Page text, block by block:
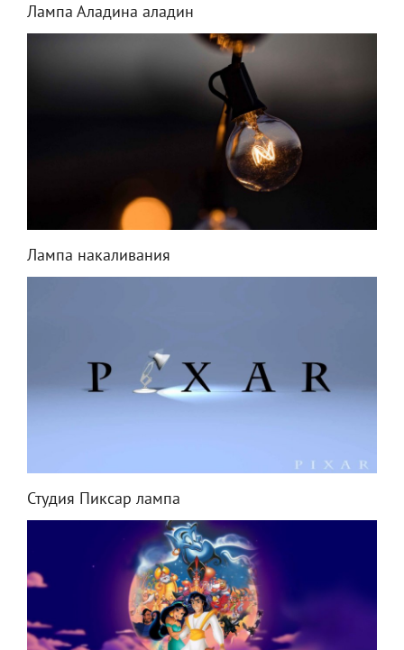
Лампа Аладина аладин
Лампа накаливания
Студия Пиксар лампа